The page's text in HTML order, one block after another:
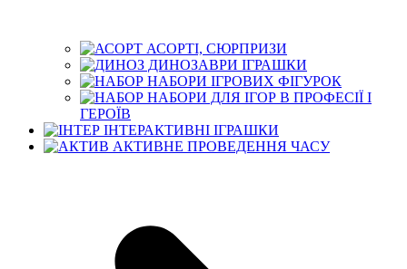
АСОРТІ, СЮРПРИЗИ
ДИНОЗАВРИ ІГРАШКИ
НАБОРИ ІГРОВИХ ФІГУРОК
НАБОРИ ДЛЯ ІГОР В ПРОФЕСІЇ І
ГЕРОЇВ
ІНТЕРАКТИВНІ ІГРАШКИ
АКТИВНЕ ПРОВЕДЕННЯ ЧАСУ